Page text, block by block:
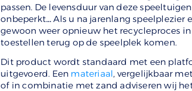
passen. De levensduur van deze
onbeperkt… Als u na jarenlang speelplezier
gewoon weer opnieuw het recycleproces
toestellen terug op de speelplek komen.
Dit product wordt standaard met een
uitgevoerd. Een materiaal, vergelijkbaar
of in combinatie met zand adviseren wij